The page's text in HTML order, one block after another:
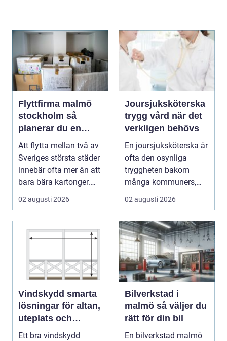
Flyttfirma malmö
stockholm så
planerar du en
trygg flytt mellan
städerna
Att flytta mellan två av
Sveriges största städer
innebär ofta mer än att
bara bära kartonger.
Många ...
02 augusti 2026
Joursjuksköterska
trygg vård när det
verkligen behövs
En joursjuksköterska är
ofta den osynliga
tryggheten bakom
många kommuners,
privata vårdgivares och
02 augusti 2026
Vindskydd smarta
lösningar för altan,
uteplats och
uterum
Ett bra vindskydd
Bilverkstad i
malmö så väljer du
rätt för din bil
En bilverkstad malmö